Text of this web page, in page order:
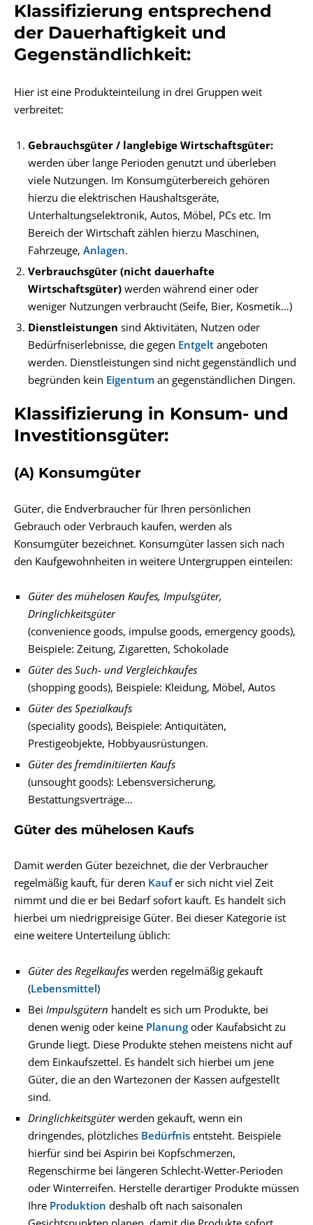
Klassifizierung entsprechend
der Dauerhaftigkeit und
Gegenständlichkeit:
Hier ist eine Produkteinteilung in drei Gruppen weit
verbreitet:
Gebrauchsgüter / langlebige Wirtschaftsgüter:
werden über lange Perioden genutzt und überleben
viele Nutzungen. Im Konsumgüterbereich gehören
hierzu die elektrischen Haushaltsgeräte,
Unterhaltungselektronik, Autos, Möbel, PCs etc. Im
Bereich der Wirtschaft zählen hierzu Maschinen,
Fahrzeuge, Anlagen.
Verbrauchsgüter (nicht dauerhafte
Wirtschaftsgüter) werden während einer oder
weniger Nutzungen verbraucht (Seife, Bier, Kosmetik…)
Dienstleistungen sind Aktivitäten, Nutzen oder
Bedürfniserlebnisse, die gegen Entgelt angeboten
werden. Dienstleistungen sind nicht gegenständlich und
begründen kein Eigentum an gegenständlichen Dingen.
Klassifizierung in Konsum- und
Investitionsgüter:
(A) Konsumgüter
Güter, die Endverbraucher für Ihren persönlichen
Gebrauch oder Verbrauch kaufen, werden als
Konsumgüter bezeichnet. Konsumgüter lassen sich nach
den Kaufgewohnheiten in weitere Untergruppen einteilen:
Güter des mühelosen Kaufes, Impulsgüter,
Dringlichkeitsgüter
(convenience goods, impulse goods, emergency goods),
Beispiele: Zeitung, Zigaretten, Schokolade
Güter des Such- und Vergleichkaufes
(shopping goods), Beispiele: Kleidung, Möbel, Autos
Güter des Spezialkaufs
(speciality goods), Beispiele: Antiquitäten,
Prestigeobjekte, Hobbyausrüstungen.
Güter des fremdinitiierten Kaufs
(unsought goods): Lebensversicherung,
Bestattungsverträge…
Güter des mühelosen Kaufs
Damit werden Güter bezeichnet, die der Verbraucher
regelmäßig kauft, für deren Kaufer sich nicht viel Zeit
nimmt und die er bei Bedarf sofort kauft. Es handelt sich
hierbei um niedrigpreisige Güter. Bei dieser Kategorie ist
eine weitere Unterteilung üblich:
Güter des Regelkaufes werden regelmäßig gekauft
(Lebensmittel)
Bei Impulsgütern handelt es sich um Produkte, bei
denen wenig oder keine Planung oder Kaufabsicht zu
Grunde liegt. Diese Produkte stehen meistens nicht auf
dem Einkaufszettel. Es handelt sich hierbei um jene
Güter, die an den Wartezonen der Kassen aufgestellt
sind.
Dringlichkeitsgüterwerden gekauft, wenn ein
dringendes, plötzliches Bedürfnis entsteht. Beispiele
hierfür sind bei Aspirin bei Kopfschmerzen,
Regenschirme bei längeren Schlecht-Wetter-Perioden
oder Winterreifen. Herstelle derartiger Produkte müssen
Ihre Produktion deshalb oft nach saisonalen